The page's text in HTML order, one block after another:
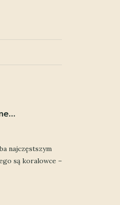
najczęstszym
są koralowce –